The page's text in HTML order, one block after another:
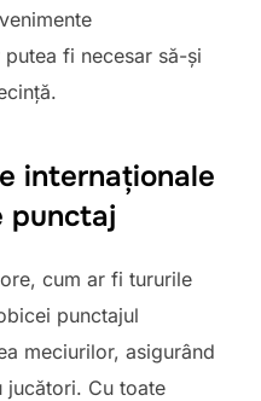
fi necesar să-și
internaționale
punctaj
cum ar fi tururile
punctajul
meciurilor, asigurând
jucători. Cu toate